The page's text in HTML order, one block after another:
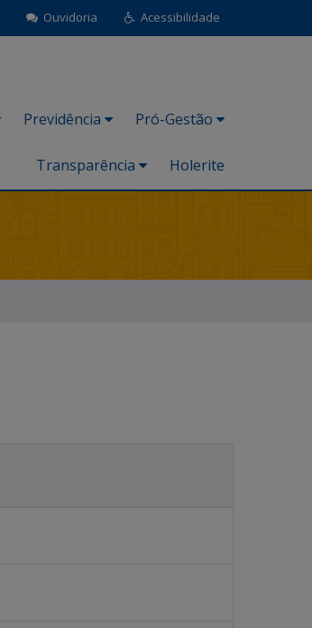
Acessibilidade
Ouvidoria
Previdência Pró-Gestão
Transparência Holerite